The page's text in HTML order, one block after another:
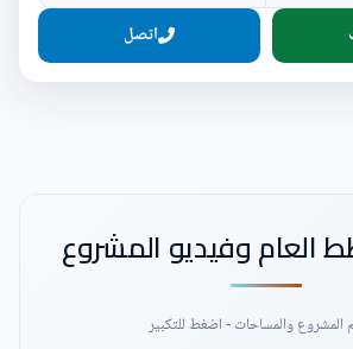
اتصل
العام وفيديو المشروع
المشروع والمساحات - اضغط للتكبير